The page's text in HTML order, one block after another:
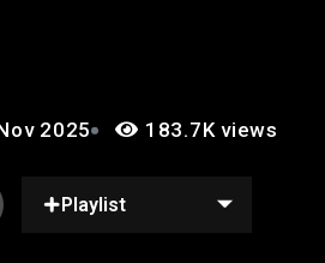
2025 183.7K views
Playlist